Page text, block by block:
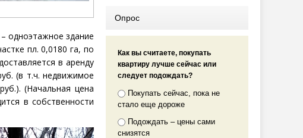
одноэтажное здание
пл. 0,0180 га, по
в аренду
(в т.ч. недвижимое
(Начальная цена
в собственности
Опрос
Как вы считаете, покупать
квартиру лучше сейчас или
следует подождать?
Покупать сейчас, пока не
стало еще дороже
Подождать – цены сами
снизятся